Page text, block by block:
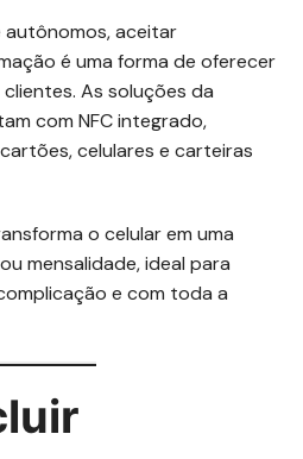
autônomos, aceitar
é uma forma de oferecer
As soluções da
com NFC integrado,
celulares e carteiras
o celular em uma
mensalidade, ideal para
e com toda a